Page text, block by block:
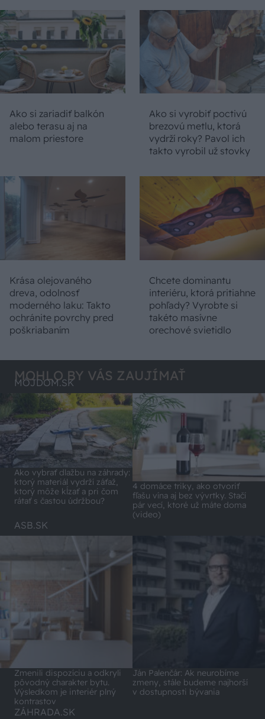
Ako si zariadiť balkón
alebo terasu aj na
malom priestore
Ako si vyrobiť poctivú
brezovú metlu, ktorá
vydrží roky? Pavol ich
takto vyrobil už stovky
Krása olejovaného
dreva, odolnosť
moderného laku: Takto
ochránite povrchy pred
poškriabaním
Chcete dominantu
interiéru, ktorá pritiahne
pohľady? Vyrobte si
takéto masívne
orechové svietidlo
MOHLO BY VÁS ZAUJÍMAŤ
MÔJDOM.SK
Ako vybrať dlažbu na záhrady:
ktorý materiál vydrží záťaž,
ktorý môže kĺzať a pri čom
rátať s častou údržbou?
4 domáce triky, ako otvoriť
fľašu vína aj bez vývrtky. Stačí
pár vecí, ktoré už máte doma
(video)
ASB.SK
Zmenili dispozíciu a odkryli
pôvodný charakter bytu.
Výsledkom je interiér plný
kontrastov
Ján Palenčár: Ak neurobíme
zmeny, stále budeme najhorší
v dostupnosti bývania
ZÁHRADA.SK